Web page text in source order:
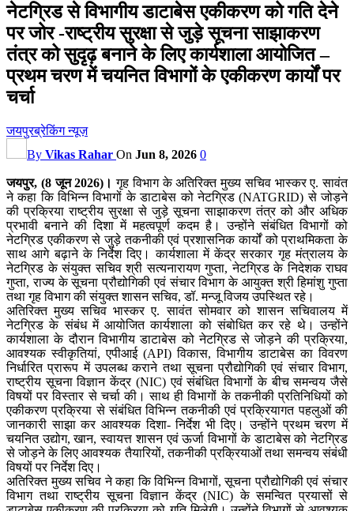
नेटग्रिड से विभागीय डाटाबेस एकीकरण को गति देने
पर जोर -राष्ट्रीय सुरक्षा से जुड़े सूचना साझाकरण
तंत्र को सुदृढ़ बनाने के लिए कार्यशाला आयोजित –
प्रथम चरण में चयनित विभागों के एकीकरण कार्यों पर
चर्चा
जयपुरब्रेकिंग न्यूज़
By Vikas Rahar On Jun 8, 2026 0
जयपुर, (8 जून 2026)। गृह विभाग के अतिरिक्त मुख्य सचिव भास्कर ए. सावंत
ने कहा कि विभिन्न विभागों के डाटाबेस को नेटग्रिड (NATGRID) से जोड़ने
की प्रक्रिया राष्ट्रीय सुरक्षा से जुड़े सूचना साझाकरण तंत्र को और अधिक
प्रभावी बनाने की दिशा में महत्वपूर्ण कदम है। उन्होंने संबंधित विभागों को
नेटग्रिड एकीकरण से जुड़े तकनीकी एवं प्रशासनिक कार्यों को प्राथमिकता के
साथ आगे बढ़ाने के निर्देश दिए। कार्यशाला में केंद्र सरकार गृह मंत्रालय के
नेटग्रिड के संयुक्त सचिव श्री सत्यनारायण गुप्ता, नेटग्रिड के निदेशक राघव
गुप्ता, राज्य के सूचना प्रौद्योगिकी एवं संचार विभाग के आयुक्त श्री हिमांशु गुप्ता
तथा गृह विभाग की संयुक्‍त शासन सचिव, डॉ. मन्‍जू विजय उपस्थित रहे।
अतिरिक्त मुख्य सचिव भास्कर ए. सावंत सोमवार को शासन सचिवालय में
नेटग्रिड के संबंध में आयोजित कार्यशाला को संबोधित कर रहे थे। उन्होंने
कार्यशाला के दौरान विभागीय डाटाबेस को नेटग्रिड से जोड़ने की प्रक्रिया,
आवश्यक स्वीकृतियां, एपीआई (API) विकास, विभागीय डाटाबेस का विवरण
निर्धारित प्रारूप में उपलब्ध कराने तथा सूचना प्रौद्योगिकी एवं संचार विभाग,
राष्ट्रीय सूचना विज्ञान केंद्र (NIC) एवं संबंधित विभागों के बीच समन्वय जैसे
विषयों पर विस्तार से चर्चा की। साथ ही विभागों के तकनीकी प्रतिनिधियों को
एकीकरण प्रक्रिया से संबंधित विभिन्न तकनीकी एवं प्रक्रियागत पहलुओं की
जानकारी साझा कर आवश्यक दिशा- निर्देश भी दिए। उन्होंने प्रथम चरण में
चयनित उद्योग, खान, स्वायत्त शासन एवं ऊर्जा विभागों के डाटाबेस को नेटग्रिड
से जोड़ने के लिए आवश्यक तैयारियों, तकनीकी प्रक्रियाओं तथा समन्वय संबंधी
विषयों पर निर्देश दिए।
अतिरिक्त मुख्य सचिव ने कहा कि विभिन्न विभागों, सूचना प्रौद्योगिकी एवं संचार
विभाग तथा राष्ट्रीय सूचना विज्ञान केंद्र (NIC) के समन्वित प्रयासों से